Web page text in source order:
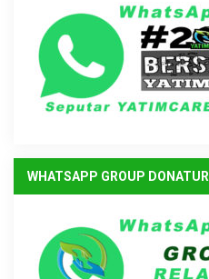
WHATSAPP GROUP DONATUR